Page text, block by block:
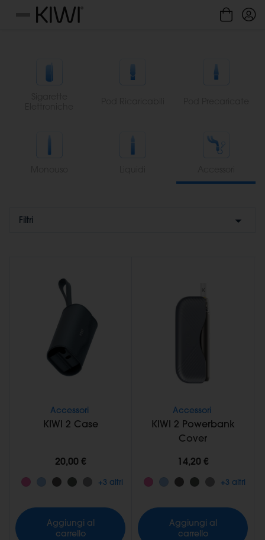
Menu
Filtri
Accessori
KIWI 2 Case
20,00 €
+3 altri
Aggiungi al
carrello
Accessori
KIWI 2 Powerbank
Cover
14,20 €
+3 altri
Aggiungi al
carrello
Gestione cookie